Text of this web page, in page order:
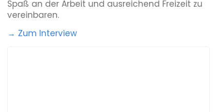
Spaß an der Arbeit und ausreichend Freizeit zu
vereinbaren.
→ Zum Interview